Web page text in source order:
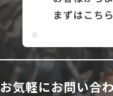
お気軽にお問い合